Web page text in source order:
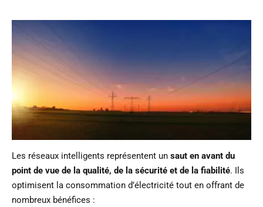
Les réseaux intelligents représentent un saut en avant du
point de vue de la qualité, de la sécurité et de la fiabilité. Ils
optimisent la consommation d’électricité tout en offrant de
nombreux bénéfices :